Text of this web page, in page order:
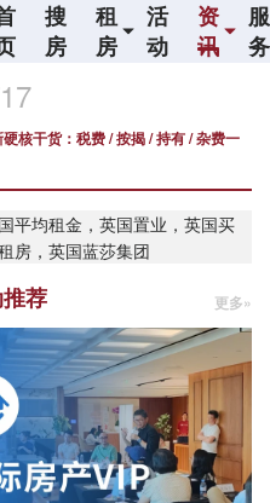
搜
房
租
房
活
动
资
讯
服
务
核干货：税费 / 按揭 / 持有 / 杂费一
平均租金，英国置业，英国买
房，英国蓝莎集团
荐 更多»